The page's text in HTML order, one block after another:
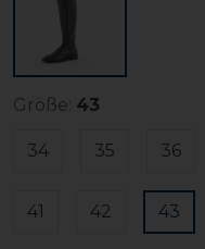
Größe: 43
34 35 36
41 42 43